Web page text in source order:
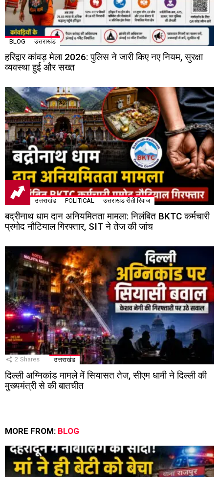
BLOG उत्तराखंड
हरिद्वार कांवड़ मेला 2026: पुलिस ने जारी किए नए नियम, सुरक्षा
व्यवस्था हुई और सख्त
उत्तराखंड POLITICAL उत्तराखंड रीती रिवाज
बद्रीनाथ धाम दान अनियमितता मामला: निलंबित BKTC कर्मचारी
प्रमोद नौटियाल गिरफ्तार, SIT ने तेज की जांच
2 Shares उत्तराखंड
दिल्ली अग्निकांड मामले में सियासत तेज, सीएम धामी ने दिल्ली की
मुख्यमंत्री से की बातचीत
MORE FROM: BLOG